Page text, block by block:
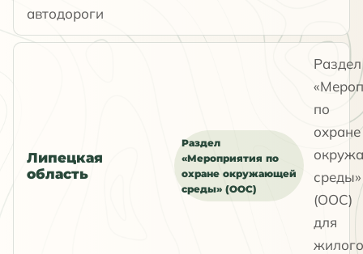
автодороги
Липецкая
область
Раздел
«Мероприятия по
охране окружающей
среды» (ООС)
Раздел
по
охране
среды»
(ООС)
для
жилого